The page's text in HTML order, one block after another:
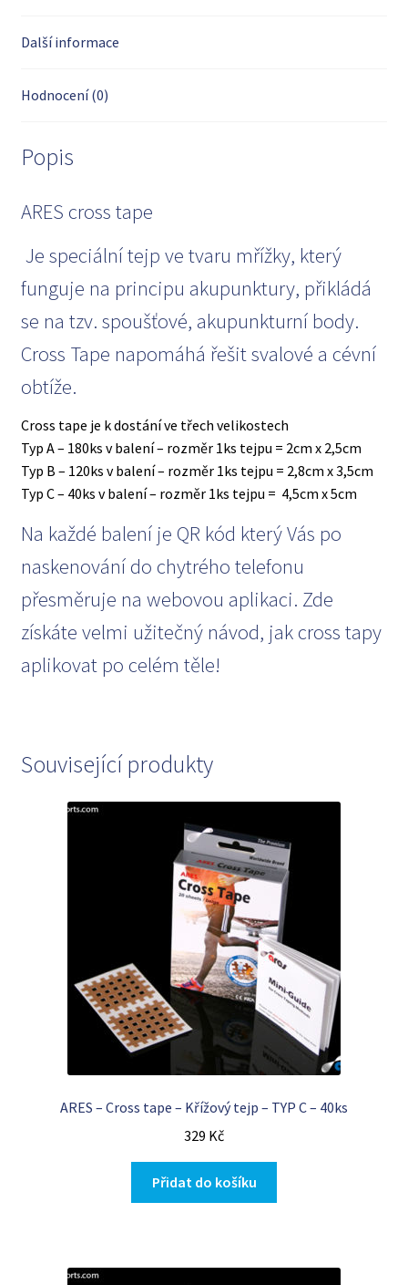
Další informace
Hodnocení (0)
Popis
ARES cross tape
Je speciální tejp ve tvaru mřížky, který
funguje na principu akupunktury, přikládá
se na tzv. spoušťové, akupunkturní body.
Cross Tape napomáhá řešit svalové a cévní
obtíže.
Cross tape je k dostání ve třech velikostech
Typ A – 180ks v balení – rozměr 1ks tejpu = 2cm x 2,5cm
Typ B – 120ks v balení – rozměr 1ks tejpu = 2,8cm x 3,5cm
Typ C – 40ks v balení – rozměr 1ks tejpu = 4,5cm x 5cm
Na každé balení je QR kód který Vás po
naskenování do chytrého telefonu
přesměruje na webovou aplikaci. Zde
získáte velmi užitečný návod, jak cross tapy
aplikovat po celém těle!
Související produkty
ARES – Cross tape – Křížový tejp – TYP C – 40ks
329 Kč
Přidat do košíku